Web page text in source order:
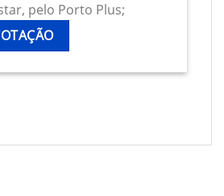
pelo Porto Plus;